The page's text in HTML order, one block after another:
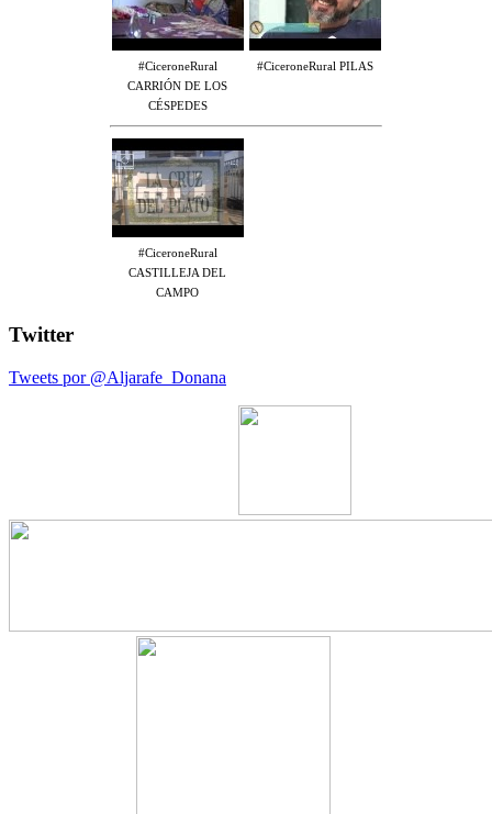
#CiceroneRural
CARRIÓN DE LOS
CÉSPEDES
#CiceroneRural PILAS
#CiceroneRural
CASTILLEJA DEL
CAMPO
Twitter
Tweets por @Aljarafe_Donana